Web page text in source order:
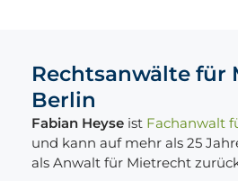
Rechtsanwälte für
Berlin
Fabian Heyse ist Fachanwalt
und kann auf mehr als 25
als Anwalt für Mietrecht